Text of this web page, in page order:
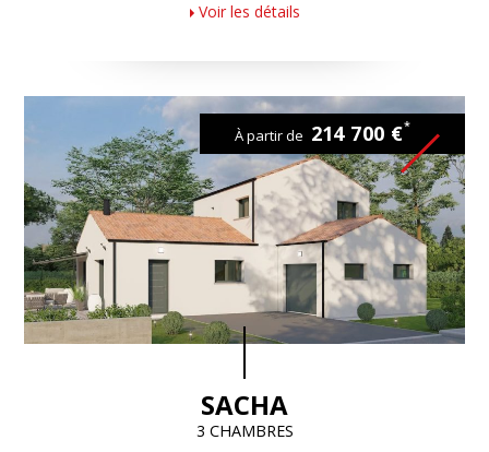
Voir les détails
SACHA
3 CHAMBRES
À partir de 214 700 €*